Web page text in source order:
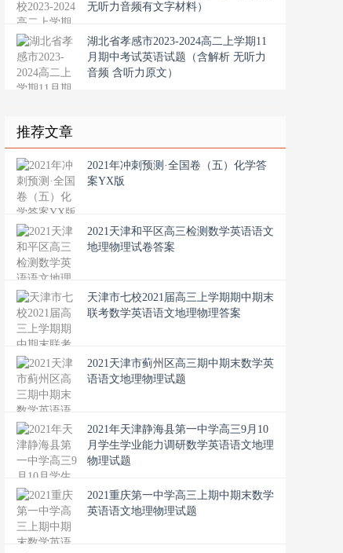
无听力音频有文字材料）
湖北省孝感市2023-2024高二上学期11
月期中考试英语试题（含解析 无听力
音频 含听力原文）
推荐文章
2021年冲刺预测·全国卷（五）化学答
案YX版
2021天津和平区高三检测数学英语语文
地理物理试卷答案
天津市七校2021届高三上学期期中期末
联考数学英语语文地理物理答案
2021天津市蓟州区高三期中期末数学英
语语文地理物理试题
2021年天津静海县第一中学高三9月10
月学生学业能力调研数学英语语文地理
物理试题
2021重庆第一中学高三上期中期末数学
英语语文地理物理试题